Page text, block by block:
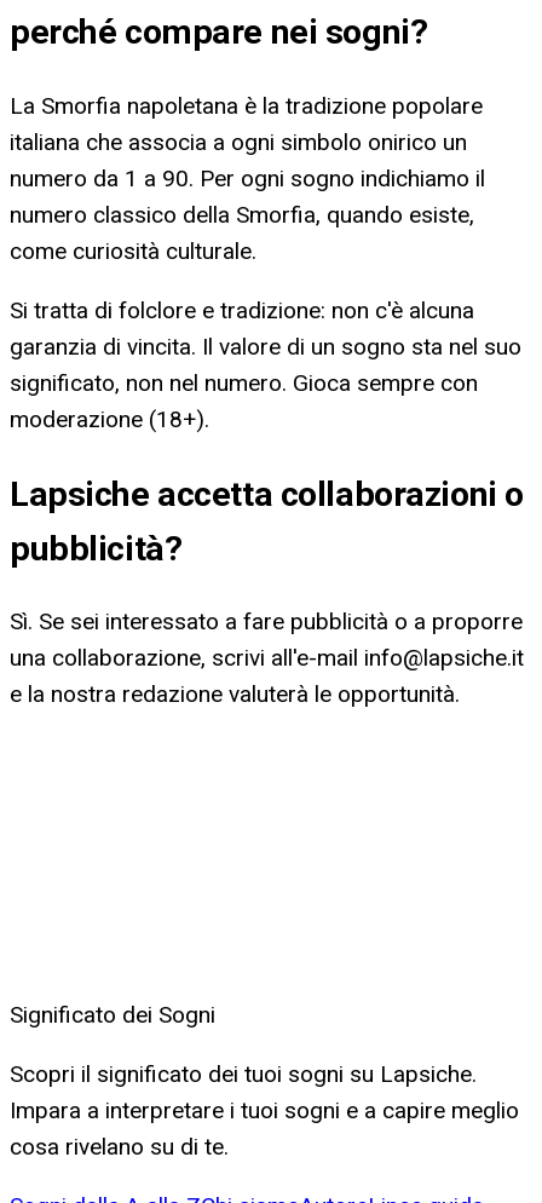
perché compare nei sogni?
La Smorfia napoletana è la tradizione popolare
italiana che associa a ogni simbolo onirico un
numero da 1 a 90. Per ogni sogno indichiamo il
numero classico della Smorfia, quando esiste,
come curiosità culturale.
Si tratta di folclore e tradizione: non c'è alcuna
garanzia di vincita. Il valore di un sogno sta nel suo
significato, non nel numero. Gioca sempre con
moderazione (18+).
Lapsiche accetta collaborazioni o
pubblicità?
Sì. Se sei interessato a fare pubblicità o a proporre
una collaborazione, scrivi all'e-mail info@lapsiche.it
e la nostra redazione valuterà le opportunità.
Significato dei Sogni
Scopri il significato dei tuoi sogni su Lapsiche.
Impara a interpretare i tuoi sogni e a capire meglio
cosa rivelano su di te.